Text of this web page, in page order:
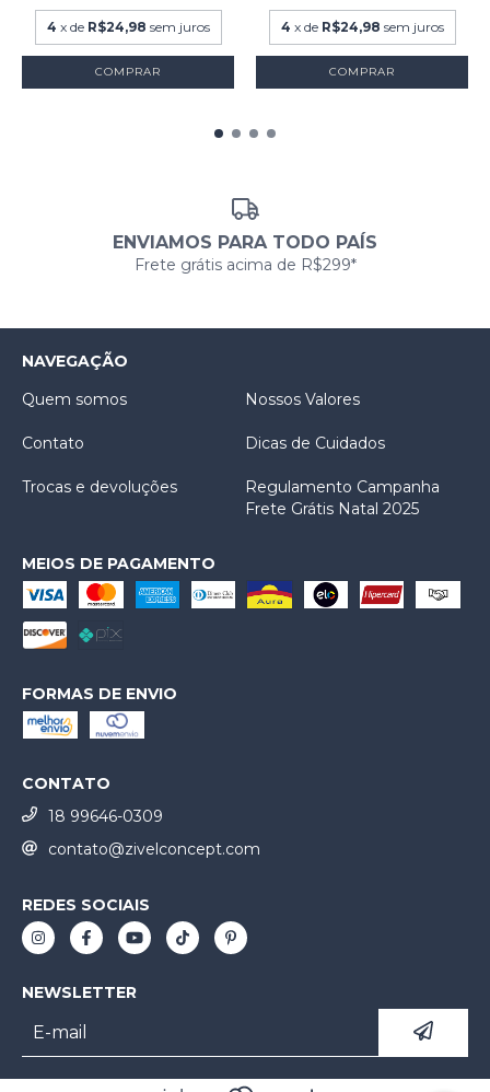
4 x de R$24,98 sem juros
COMPRAR
4 x de R$24,98 sem juros
COMPRAR
ENVIAMOS PARA TODO PAÍS
Frete grátis acima de R$299*
NAVEGAÇÃO
Quem somos
Nossos Valores
Contato Dicas de Cuidados
Trocas e devoluções
Regulamento Campanha
Frete Grátis Natal 2025
MEIOS DE PAGAMENTO
FORMAS DE ENVIO
CONTATO
18 99646-0309
contato@zivelconcept.com
REDES SOCIAIS
NEWSLETTER